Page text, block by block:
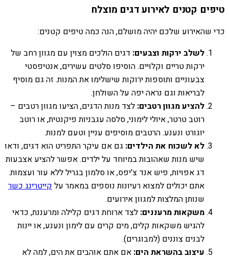
טיפים קטנים לאירוע דגים מוצלח
כדי שהאירוע שלכם יהיה מושלם, הנה כמה טיפים קטנים:
לשלב ירקות וצבעים: דגים הולכים מצוין עם מגוון רחב של
ירקות טריים וקלויים. הוסיפו סלטים עשירים, אנטיפסטי
צבעוניים ותוספות ירוקות שישלימו את המנות. זה גם מוסיף
לבריאות וגם נראה יפה על השולחן.
להציע מגוון רטבים: לצד מנות הדגים, הציעו מגוון רטבים –
רוטב טרטר, איולי לימוני, סלסה עגבניות פיקנטית, או רוטב
יוגורט ונענע. הרטבים מוסיפים עניין וטעם למנות.
לא לשכוח את הילדים: גם אם עיקר התפריט הוא דגים, ודאו
שיש מנות שאהובות במיוחד על ילדים. אפשר להציע אצבעות
דג אפויות, פיש אנד צ'יפס, או סלמון בגריל ללא עור ועצמות.
אתם יכולים למצוא רעיונות נוספים במאמר על קייטרינג כשר
שנותן המלצות למגוון אירועים.
משקאות מרעננים: לצד ארוחת דגים קלילה ומרעננת, כדאי
להגיש משקאות קלים, מים קרים עם לימון ונענע, או יינות
לבנים צוננים (למבוגרים).
עיצוב בהשראת הים: אם אתם אוהבים את הים, למה לא